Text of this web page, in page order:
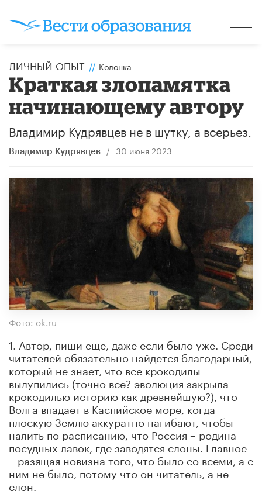
ЛИЧНЫЙ ОПЫТ // Колонка
Краткая злопамятка
начинающему автору
Владимир Кудрявцев не в шутку, а всерьез.
Владимир Кудрявцев / 30 июня 2023
Фото: ok.ru
1. Автор, пиши еще, даже если было уже. Среди
читателей обязательно найдется благодарный,
который не знает, что все крокодилы
вылупились (точно все? эволюция закрыла
крокодилью историю как древнейшую?), что
Волга впадает в Каспийское море, когда
плоскую Землю аккуратно нагибают, чтобы
налить по расписанию, что Россия – родина
посудных лавок, где заводятся слоны. Главное
– разящая новизна того, что было со всеми, а с
ним не было, потому что он читатель, а не
слон.